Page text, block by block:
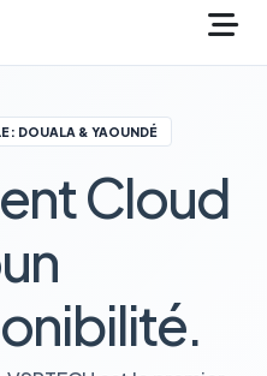
: DOUALA & YAOUNDÉ
Cloud